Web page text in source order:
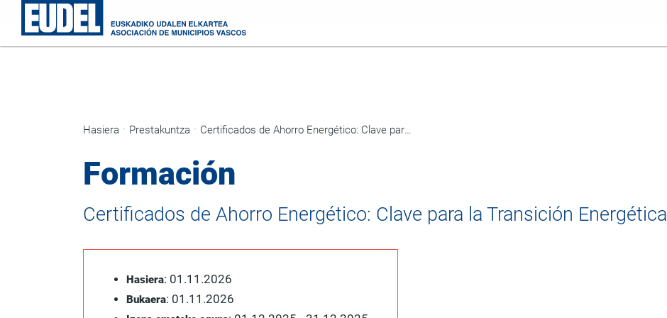
Hasiera Prestakuntza Certificados de Ahorro Energético: Clave para la Transición Energética
Formación
Certificados de Ahorro Energético: Clave para la Transición Energética
Hasiera: 01.11.2026
Bukaera: 01.11.2026